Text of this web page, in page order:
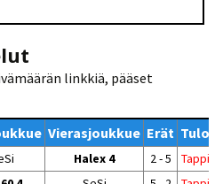
linkkiä, pääset
Vierasjoukkue Erät
Halex 4 2 - 5